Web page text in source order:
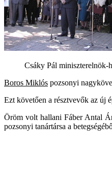
Csáky Pál miniszterelnök-
Boros Miklós pozsonyi
Ezt követően a résztvevők az új
Öröm volt hallani Fáber Antal
pozsonyi tanártársa a